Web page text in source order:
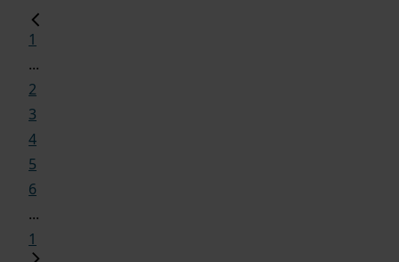
1
...
2
3
4
5
6
...
1